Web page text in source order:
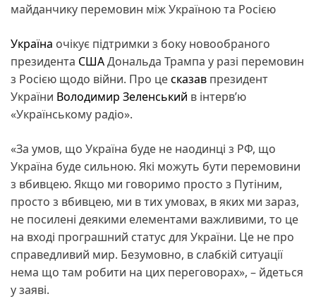
майданчику перемовин між Україною та Росією
Україна очікує підтримки з боку новообраного
президента СШАДональда Трампа у разі перемовин
з Росією щодо війни. Про цесказав президент
України Володимир Зеленський в інтерв’ю
«Українському радіо».
«За умов, що Україна буде не наодинці з РФ, що
Україна буде сильною. Які можуть бути перемовини
з вбивцею. Якщо ми говоримо просто з Путіним,
просто з вбивцею, ми в тих умовах, в яких ми зараз,
не посилені деякими елементами важливими, то це
на вході програшний статус для України. Це не про
справедливий мир. Безумовно, в слабкій ситуації
нема що там робити на цих переговорах», – йдеться
у заяві.